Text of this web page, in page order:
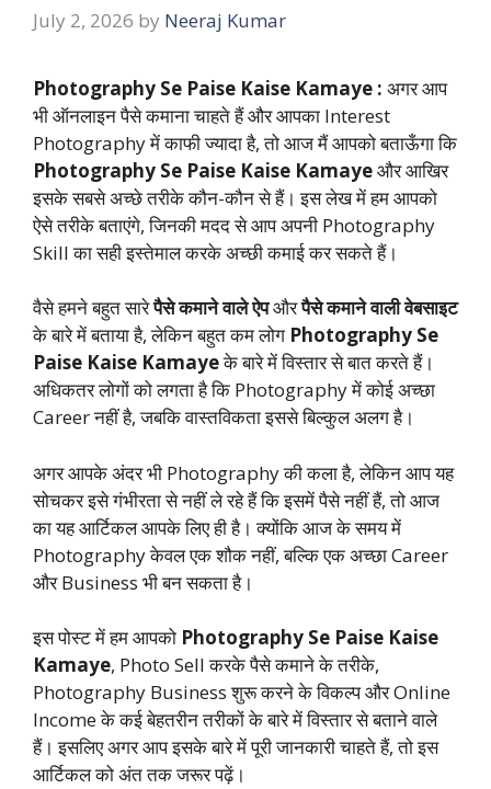
July 2, 2026 by Neeraj Kumar
Photography Se Paise Kaise Kamaye : अगर आप
भी ऑनलाइन पैसे कमाना चाहते हैं और आपका Interest
Photography में काफी ज्यादा है, तो आज मैं आपको बताऊँगा कि
Photography Se Paise Kaise Kamayeऔर आखिर
इसके सबसे अच्छे तरीके कौन-कौन से हैं। इस लेख में हम आपको
ऐसे तरीके बताएंगे, जिनकी मदद से आप अपनी Photography
Skill का सही इस्तेमाल करके अच्छी कमाई कर सकते हैं।
वैसे हमने बहुत सारेपैसे कमाने वाले ऐपऔरपैसे कमाने वाली वेबसाइट
के बारे में बताया है, लेकिन बहुत कम लोग Photography Se
Paise Kaise Kamayeके बारे में विस्तार से बात करते हैं।
अधिकतर लोगों को लगता है कि Photography में कोई अच्छा
Career नहीं है, जबकि वास्तविकता इससे बिल्कुल अलग है।
अगर आपके अंदर भी Photography की कला है, लेकिन आप यह
सोचकर इसे गंभीरता से नहीं ले रहे हैं कि इसमें पैसे नहीं हैं, तो आज
का यह आर्टिकल आपके लिए ही है। क्योंकि आज के समय में
Photography केवल एक शौक नहीं, बल्कि एक अच्छा Career
और Business भी बन सकता है।
इस पोस्ट में हम आपको Photography Se Paise Kaise
Kamaye, Photo Sell करके पैसे कमाने के तरीके,
Photography Business शुरू करने के विकल्प और Online
Income के कई बेहतरीन तरीकों के बारे में विस्तार से बताने वाले
हैं। इसलिए अगर आप इसके बारे में पूरी जानकारी चाहते हैं, तो इस
आर्टिकल को अंत तक जरूर पढ़ें।